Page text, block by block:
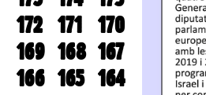
172 171 170
169 168 167
166 165 164